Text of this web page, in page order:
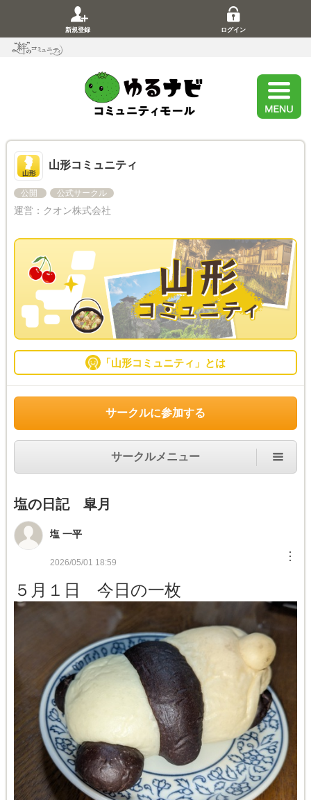
新規登録 ログイン
山形コミュニティ
公開 公式サークル
運営： クオン株式会社
「山形コミュニティ」とは
サークルに参加する
サークルメニュー
塩の日記 皐月
塩 一平
2026/05/01 18:59 ︙
５月１日 今日の一枚